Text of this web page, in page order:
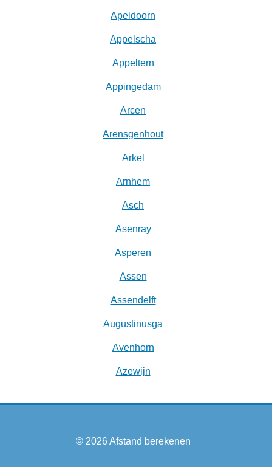
Apeldoorn
Appelscha
Appeltern
Appingedam
Arcen
Arensgenhout
Arkel
Arnhem
Asch
Asenray
Asperen
Assen
Assendelft
Augustinusga
Avenhorn
Azewijn
© 2026Afstand berekenen